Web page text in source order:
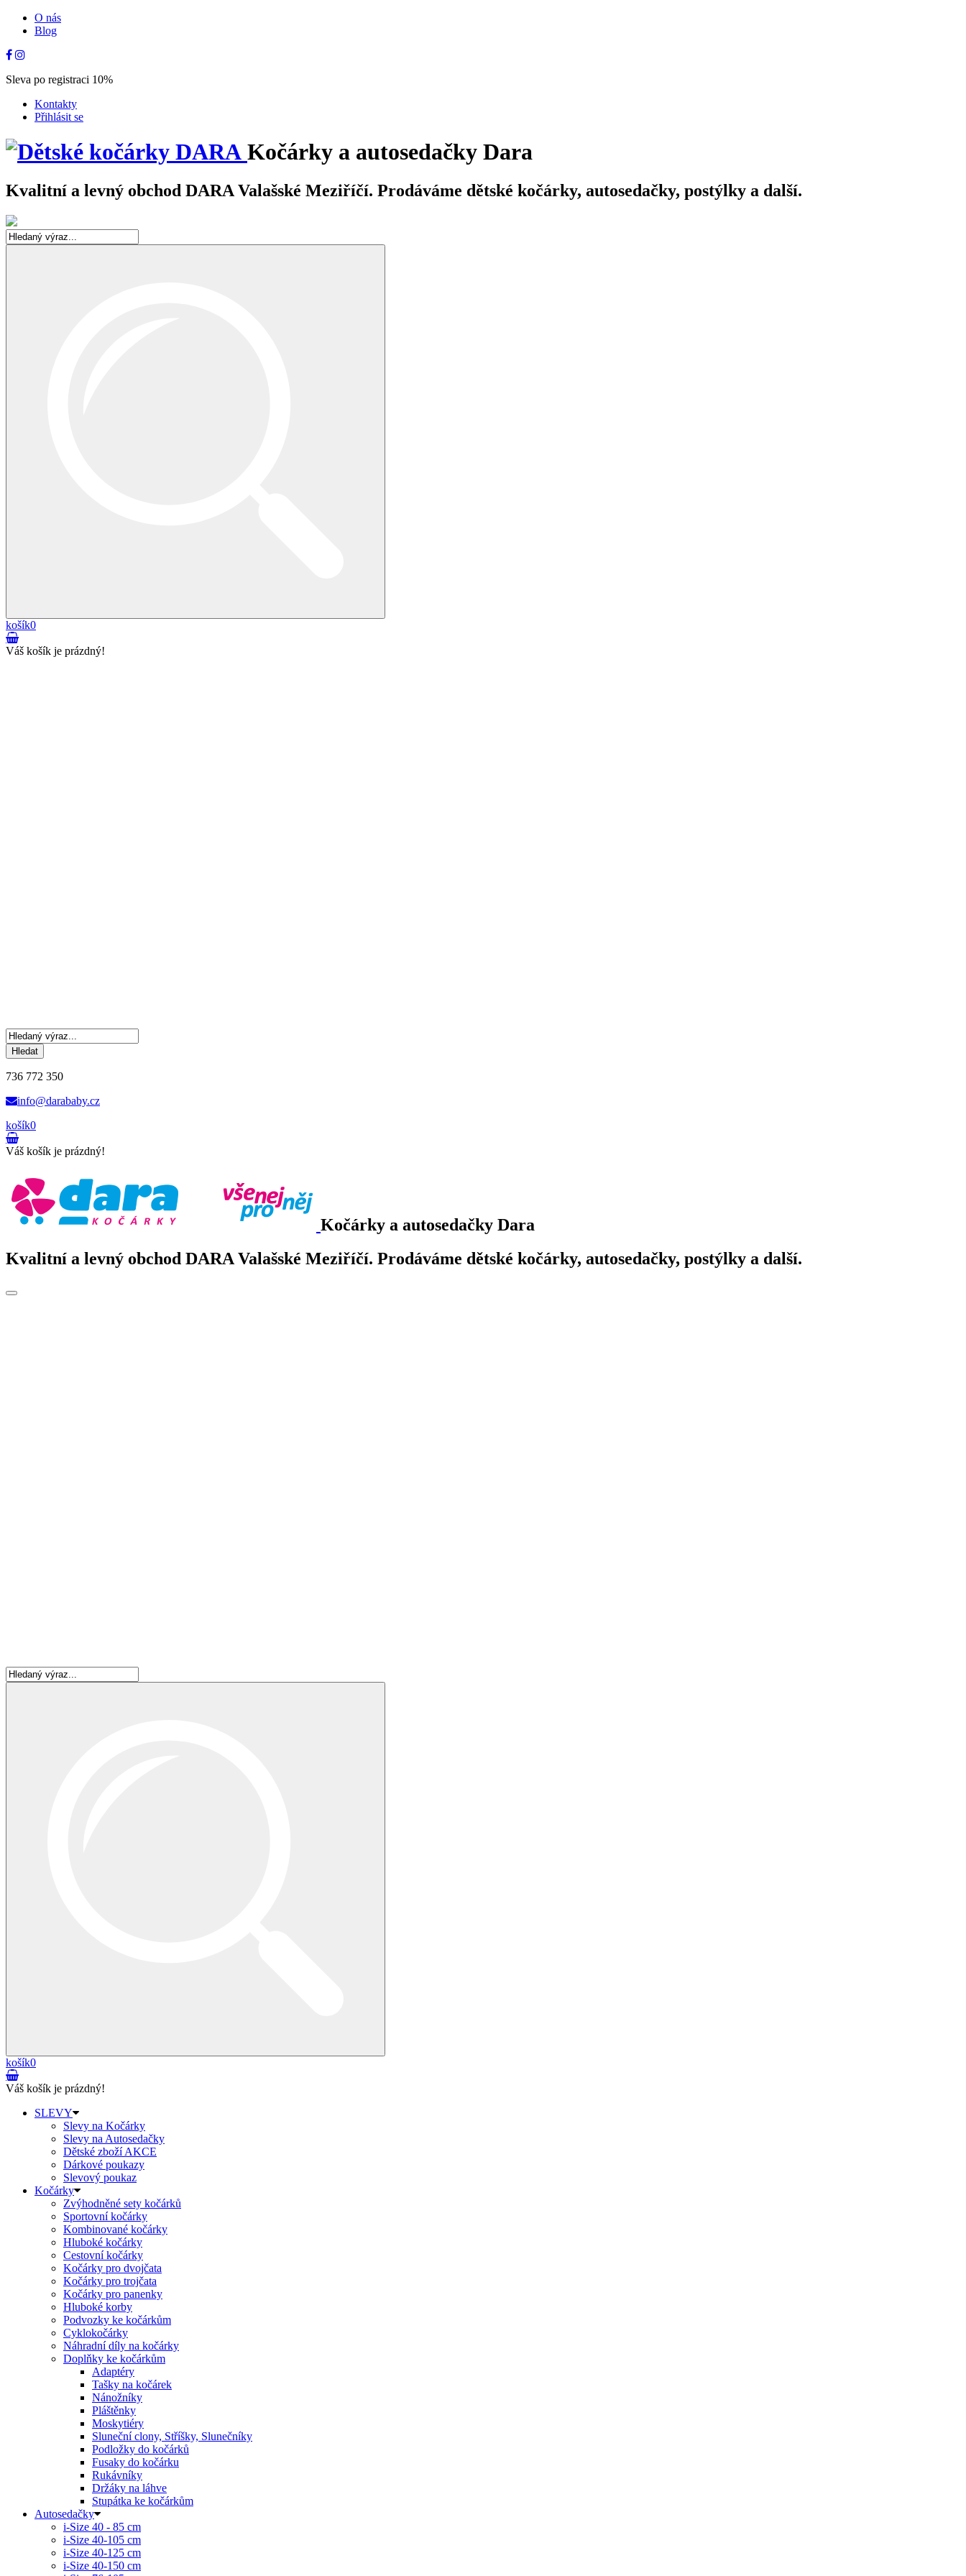
O nás
Blog
Sleva po registraci 10%
Kontakty
Přihlásit se
Kočárky a autosedačky Dara
Kvalitní a levný obchod DARA Valašské Meziříčí. Prodáváme dětské kočárky, autosedačky, postýlky a další.
košík0
Váš košík je prázdný!
Hledat
736 772 350
info@darababy.cz
košík0
Váš košík je prázdný!
Kočárky a autosedačky Dara
Kvalitní a levný obchod DARA Valašské Meziříčí. Prodáváme dětské kočárky, autosedačky, postýlky a další.
Toggle
košík0
Váš košík je prázdný!
SLEVY
Slevy na Kočárky
Slevy na Autosedačky
Dětské zboží AKCE
Dárkové poukazy
Slevový poukaz
Kočárky
Zvýhodněné sety kočárků
Sportovní kočárky
Kombinované kočárky
Hluboké kočárky
Cestovní kočárky
Kočárky pro dvojčata
Kočárky pro trojčata
Kočárky pro panenky
Hluboké korby
Podvozky ke kočárkům
Cyklokočárky
Náhradní díly na kočárky
Doplňky ke kočárkům
Adaptéry
Tašky na kočárek
Nánožníky
Pláštěnky
Moskytiéry
Sluneční clony, Stříšky, Slunečníky
Podložky do kočárků
Fusaky do kočárku
Rukávníky
Držáky na láhve
Stupátka ke kočárkům
Autosedačky
i-Size 40 - 85 cm
i-Size 40-105 cm
i-Size 40-125 cm
i-Size 40-150 cm